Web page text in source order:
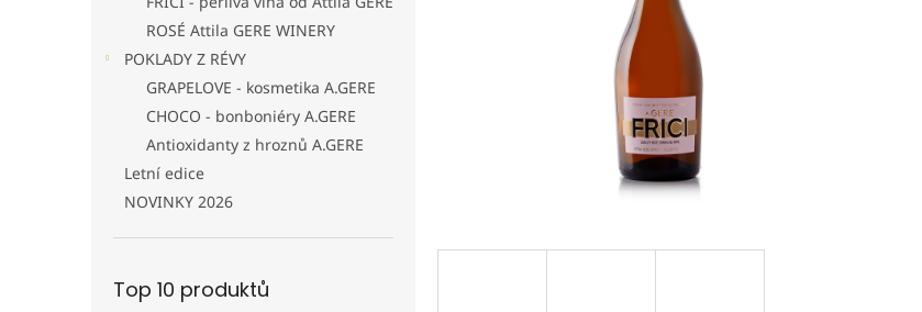
ROSÉ Attila GERE WINERY
POKLADY Z RÉVY
GRAPELOVE - kosmetika A.GERE
CHOCO - bonboniéry A.GERE
Antioxidanty z hroznů A.GERE
Letní edice
NOVINKY 2026
Top 10 produktů